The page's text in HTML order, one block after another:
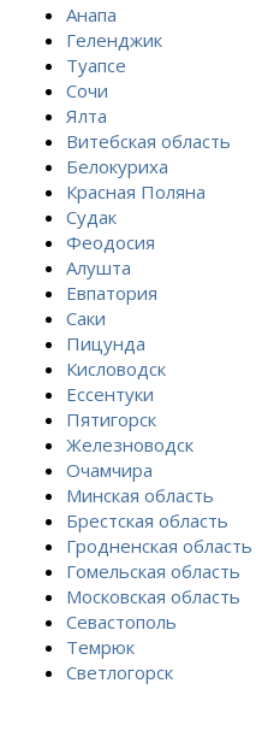
Анапа
Геленджик
Туапсе
Сочи
Ялта
Витебская область
Белокуриха
Красная Поляна
Судак
Феодосия
Алушта
Евпатория
Саки
Пицунда
Кисловодск
Ессентуки
Пятигорск
Железноводск
Очамчира
Минская область
Брестская область
Гродненская область
Гомельская область
Московская область
Севастополь
Темрюк
Светлогорск